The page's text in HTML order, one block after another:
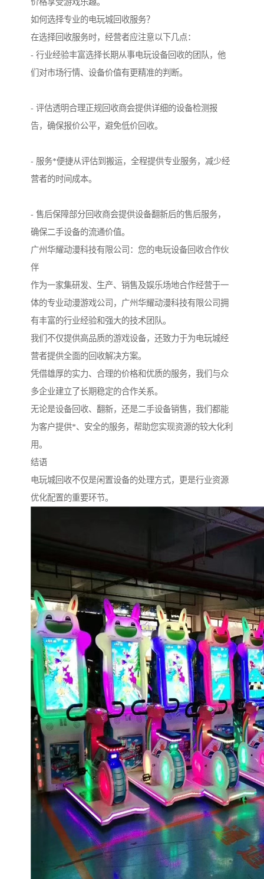
价格享受游戏乐趣。
如何选择专业的电玩城回收服务？
在选择回收服务时，经营者应注意以下几点：
- 行业经验丰富选择长期从事电玩设备回收的团队，他
们对市场行情、设备价值有更精准的判断。
- 评估透明合理正规回收商会提供详细的设备检测报
告，确保报价公平，避免低价回收。
- 服务*便捷从评估到搬运，全程提供专业服务，减少经
营者的时间成本。
- 售后保障部分回收商会提供设备翻新后的售后服务，
确保二手设备的流通价值。
广州华耀动漫科技有限公司：您的电玩设备回收合作伙
伴
作为一家集研发、生产、销售及娱乐场地合作经营于一
体的专业动漫游戏公司，广州华耀动漫科技有限公司拥
有丰富的行业经验和强大的技术团队。
我们不仅提供高品质的游戏设备，还致力于为电玩城经
营者提供全面的回收解决方案。
凭借雄厚的实力、合理的价格和优质的服务，我们与众
多企业建立了长期稳定的合作关系。
无论是设备回收、翻新，还是二手设备销售，我们都能
为客户提供*、安全的服务，帮助您实现资源的较大化利
用。
结语
电玩城回收不仅是闲置设备的处理方式，更是行业资源
优化配置的重要环节。